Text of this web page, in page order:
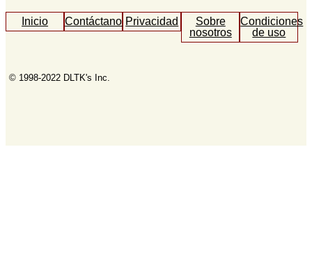
Inicio ContáctanosPrivacidad
Sobre
nosotros
Condiciones
de uso
© 1998-2022 DLTK's Inc.